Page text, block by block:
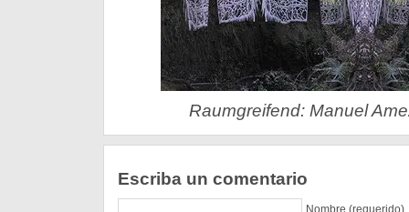
Raumgreifend: Manuel
Escriba un comentario
Nombre (requerido)